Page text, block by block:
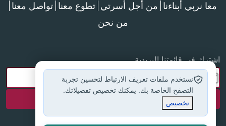
معا نربي أبناءنا من أجل أسرتي تطوع معنا تواصل معنا
من نحن
اشترك في قائمتنا البريدية
نستخدم ملفات تعريف الارتباط لتحسين تجربة
التصفح الخاصة بك. يمكنك تخصيص تفضيلاتك.
تخصيص